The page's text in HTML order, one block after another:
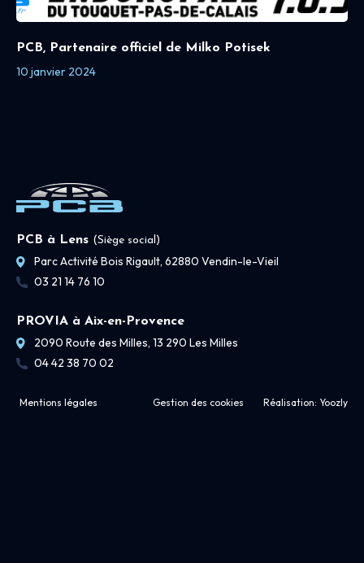
PCB, Partenaire officiel de Milko Potisek
10 janvier 2024
PCB à Lens (Siège social)
Parc Activité Bois Rigault, 62880 Vendin-le-Vieil
03 21 14 76 10
PROVIA à Aix-en-Provence
2090 Route des Milles, 13 290 Les Milles
04 42 38 70 02
Mentions légales Gestion des cookies Réalisation: Yoozly